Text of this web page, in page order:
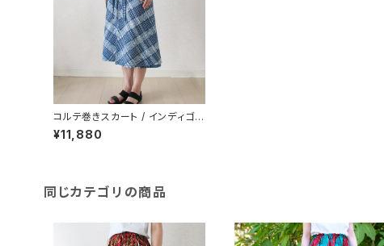
コルテ巻きスカート / インディゴ絣
M/282c/ ilo itoo / GUATEMA
LA グアテマラ
¥11,880
同じカテゴリの商品